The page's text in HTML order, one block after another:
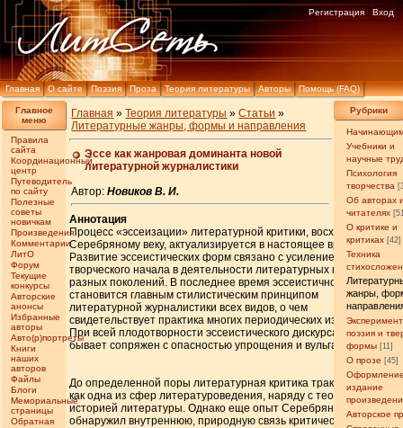
Главная О сайте Поэзия Проза Теория литературы Авторы Помощь (FAQ)
Регистрация Вход
Главное
меню
Правила
сайта
Координационный
центр
Путеводитель
по сайту
Полезные
советы
новичкам
Произведения
Комментарии
ЛитО
Форум
Текущие
конкурсы
Авторские
анонсы
Избранные
авторы
Авто(р)портреты
Книги
наших
авторов
Файлы
Блоги
Мемориальные
страницы
Обратная
Рубрики
Учебники и
научные
Психология
творчества
Об авторах
читателях
О критике и
критиках [42]
Техника
жанры,
поэзия и
формы [11]
О прозе [45]
издание
Авторское
Главная »Теория литературы »Статьи »
Литературные жанры, формы и направления
Эссе как жанровая доминанта новой
литературной журналистики
Автор:Новиков В. И.
Аннотация
Процесс «эссеизации» литературной критики, восходящий к
Серебряному веку, актуализируется в настоящее время.
Развитие эссеистических форм связано с усилением
творческого начала в деятельности литературных критиков
разных поколений. В последнее время эссеистичность
становится главным стилистическим принципом
литературной журналистики всех видов, о чем
свидетельствует практика многих периодических изданий.
При всей плодотворности эссеистического дискурса он
бывает сопряжен с опасностью упрощения и вульгаризации.
До определенной поры литературная критика трактовалась
как одна из сфер литературоведения, наряду с теорией и
историей литературы. Однако еще опыт Серебряного века
обнаружил внутреннюю, природную связь критического